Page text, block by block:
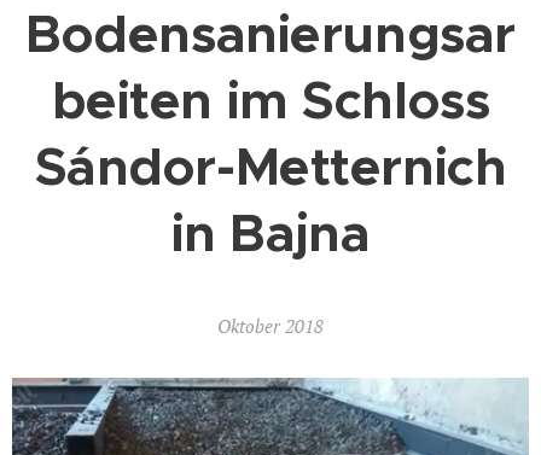
Bodensanierungsar
beiten im Schloss
Sándor-Metternich
in Bajna
Oktober 2018